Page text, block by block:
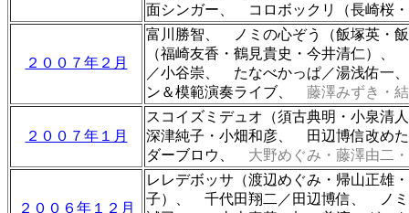
面シンガー、 コロボックリ（長崎桜
２００７年２月
富川勝智、 ノミの心ぞう（飯塚英・
（福崎友香 ・ 鶴見貴史 ・ 今井清仁）、
／小谷崇、 たなべかっぱ／湯浅佑一、
ン＆模範演奏ライブ、 藤澤みずき・
２００７年１月
スコイズミデュオ（須古典明・小泉
深津純子・小畑和彦、 田辺博信改め
ダーブロウ
大野めぐみ・藤澤由二
２００６年１２月
レレデボッサ（渡辺めぐみ・帰山正
子）、 千代田翔二／田辺博信、 ノミ